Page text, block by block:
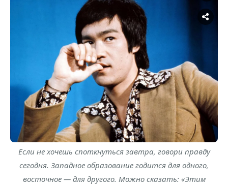
Если не хочешь споткнуться завтра, говори правду
сегодня. Западное образование годится для одного,
восточное — для другого. Можно сказать: «Этим